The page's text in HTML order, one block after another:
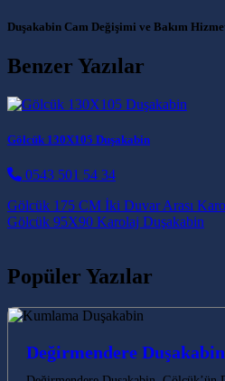
Duşakabin Cam Değişimi ve Bakım
Benzer Yazılar
Gölcük 130X105 Duşakabin
0543 501 54 34
Post navigation
Gölcük 175 CM İki Duvar Arası
Gölcük 95X90 Karolaj Duşakabin
Popüler Yazılar
Değirmendere Duşakabin